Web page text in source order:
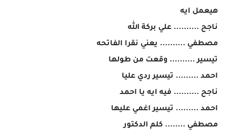
هيعمل ايه
ناجح .......... علي بركة الله
مصطفي .......... يعني نقرا الفاتحه
تيسير .......... وقعت من طولها
احمد ......... تيسير ردي عليا
ناجح .......... فيه ايه يا احمد
احمد ......... تيسير اغمي عليها
مصطفي ........ كلم الدكتور